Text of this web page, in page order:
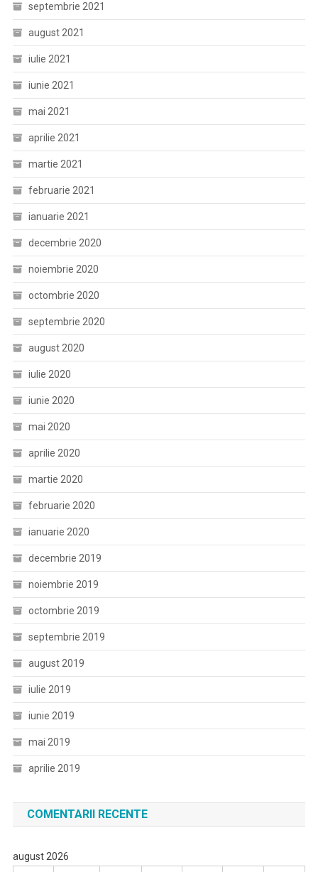
septembrie 2021
august 2021
iulie 2021
iunie 2021
mai 2021
aprilie 2021
martie 2021
februarie 2021
ianuarie 2021
decembrie 2020
noiembrie 2020
octombrie 2020
septembrie 2020
august 2020
iulie 2020
iunie 2020
mai 2020
aprilie 2020
martie 2020
februarie 2020
ianuarie 2020
decembrie 2019
noiembrie 2019
octombrie 2019
septembrie 2019
august 2019
iulie 2019
iunie 2019
mai 2019
aprilie 2019
COMENTARII RECENTE
august 2026